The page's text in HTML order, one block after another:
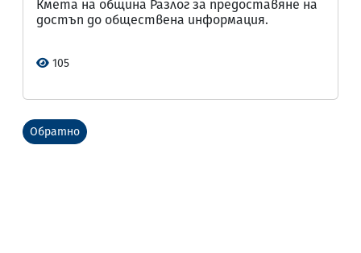
Кмета на община Разлог за предоставяне на
достъп до обществена информация.
105
Обратно